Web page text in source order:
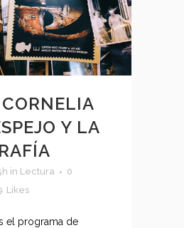
CORNELIA
Y LA
in Lectura
0
Likes
el programa de